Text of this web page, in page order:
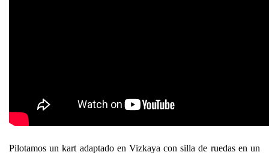
Pilotamos un kart adaptado en Vizkaya con silla de ruedas en un